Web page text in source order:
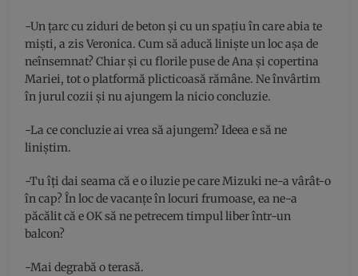
-Un țarc cu ziduri de beton și cu un spațiu în care abia te
miști, a zis Veronica. Cum să aducă liniște un loc așa de
neînsemnat? Chiar și cu florile puse de Ana și copertina
Mariei, tot o platformă plicticoasă rămâne. Ne învârtim
în jurul cozii și nu ajungem la nicio concluzie.
-La ce concluzie ai vrea să ajungem? Ideea e să ne
liniștim.
-Tu îți dai seama că e o iluzie pe care Mizuki ne-a vârât-o
în cap? În loc de vacanțe în locuri frumoase, ea ne-a
păcălit că e OK să ne petrecem timpul liber într-un
balcon?
-Mai degrabă o terasă.